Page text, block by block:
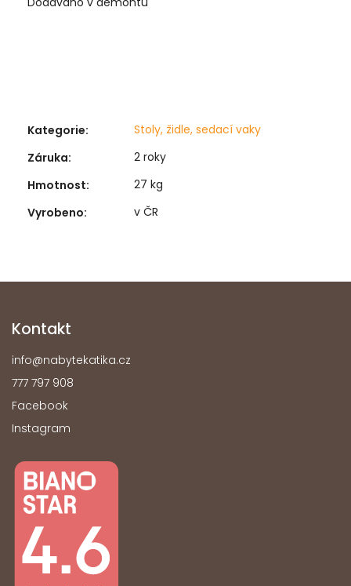
Kategorie:
Stoly, židle, sedací vaky
Záruka:
2 roky
Hmotnost:
27 kg
Vyrobeno: v ČR
Kontakt
info@nabytekatika.cz
777 797 908
Facebook
Instagram